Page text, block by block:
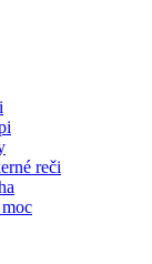
reči